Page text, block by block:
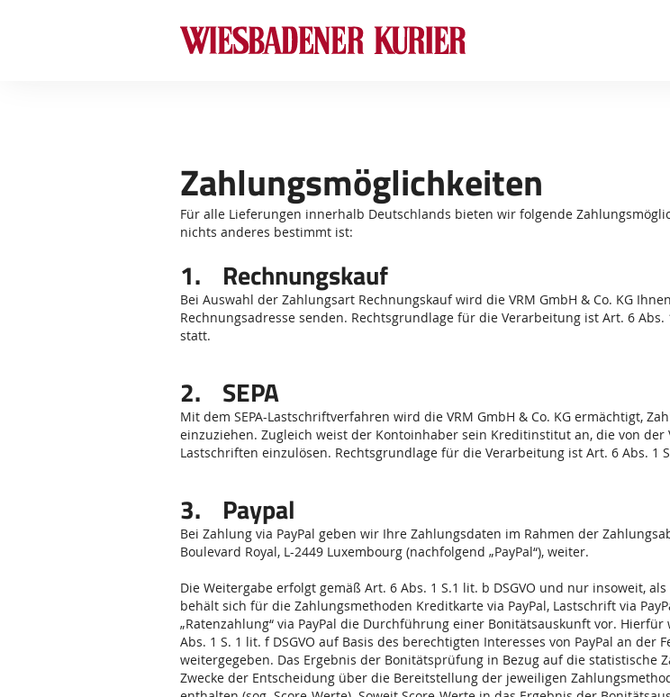
Zahlungsmöglichkeiten
Für alle Lieferungen innerhalb Deutschlands bieten wir folgende
nichts anderes bestimmt ist:
1. Rechnungskauf
Bei Auswahl der Zahlungsart Rechnungskauf wird die VRM GmbH & Co. KG
Rechnungsadresse senden. Rechtsgrundlage für die Verarbeitung ist Art. 6
statt.
2. SEPA
Mit dem SEPA-Lastschriftverfahren wird die VRM GmbH & Co. KG ermächtigt,
einzuziehen. Zugleich weist der Kontoinhaber sein Kreditinstitut an, die von der
Lastschriften einzulösen. Rechtsgrundlage für die Verarbeitung ist Art. 6 Abs. 1
3. Paypal
Bei Zahlung via PayPal geben wir Ihre Zahlungsdaten im Rahmen der
Boulevard Royal, L-2449 Luxembourg (nachfolgend „PayPal“), weiter.
Die Weitergabe erfolgt gemäß Art. 6 Abs. 1 S.1 lit. b DSGVO und nur insoweit,
behält sich für die Zahlungsmethoden Kreditkarte via PayPal, Lastschrift via
„Ratenzahlung“ via PayPal die Durchführung einer Bonitätsauskunft vor.
Abs. 1 S. 1 lit. f DSGVO auf Basis des berechtigten Interesses von PayPal an
weitergegeben. Das Ergebnis der Bonitätsprüfung in Bezug auf die statistische
Zwecke der Entscheidung über die Bereitstellung der jeweiligen